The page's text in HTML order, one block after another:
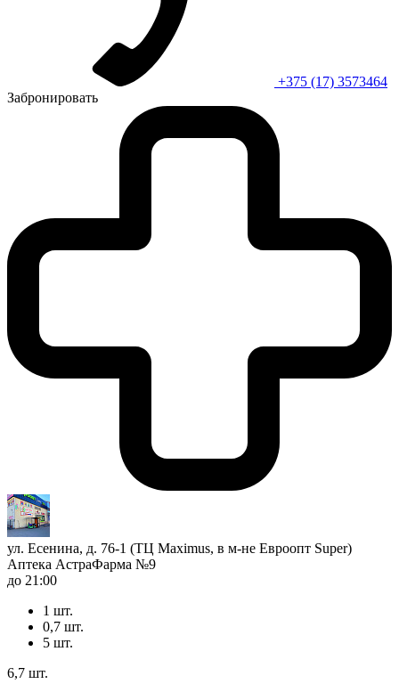
+375 (17) 3573464
Забронировать
ул. Есенина, д. 76-1 (ТЦ Maximus, в м-не Евроопт Super)
Аптека АстраФарма №9
до 21:00
1 шт.
0,7 шт.
5 шт.
6,7 шт.